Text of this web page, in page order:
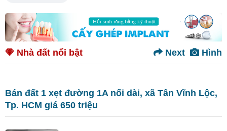
Nhà đất nổi bật Hình
Next
Bán đất 1 xẹt đường 1A nối dài, xã Tân Vĩnh Lộc,
Tp. HCM giá 650 triệu